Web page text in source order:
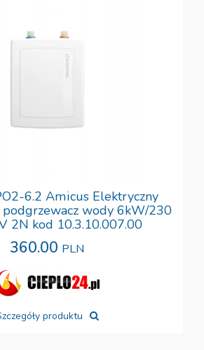
6.2 Amicus Elektryczny
podgrzewacz wody 6kW/230
2N kod 10.3.10.007.00
360.00 PLN
produktu